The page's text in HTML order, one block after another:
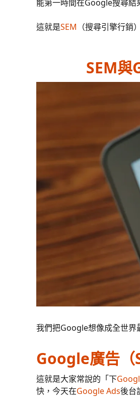
能第一時間在Google搜尋結
這就是SEM （搜尋引擎行銷
SEM與
我們把Google想像成全世界
Google廣告（
這就是大家常說的「下
快，今天在Google Ads後台